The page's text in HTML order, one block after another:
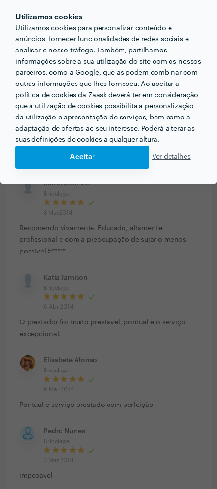
Utilizamos cookies
Utilizamos cookies para personalizar conteúdo e
anúncios, fornecer funcionalidades de redes sociais e
analisar o nosso tráfego. Também, partilhamos
informações sobre a sua utilização do site com os nossos
parceiros, como a Google, que as podem combinar com
outras informações que lhes forneceu. Ao aceitar a
política de cookies da Zaask deverá ter em consideração
que a utilização de cookies possibilita a personalização
da utilização e apresentação de serviços, bem como a
adaptação de ofertas ao seu interesse. Poderá alterar as
suas definições de cookies a qualquer altura.
Aceitar Ver detalhes
3
2
1 0
Diana Moura
14 Ago 2015
Excelente profissional. Um bom orientador/consultor,
metódico e muito experiente na área do
empreendedorismo. Aconselho vivamente.
Maria Almeida
Bricolage
8 Mai 2014
Recomendo vivamente. Educado, altamente
profissional e com a preocupação de sujar o menos
possível 5*****
Katia Jamison
Bricolage
6 Abr 2014
O prestador foi muito prestável, pontual e o serviço
excepcional.
Elisabete Afonso
Bricolage
6 Mar 2014
Pontual e serviço prestado com perfeição
Pedro Nunes
Bricolage
3 Mar 2014
impecavel